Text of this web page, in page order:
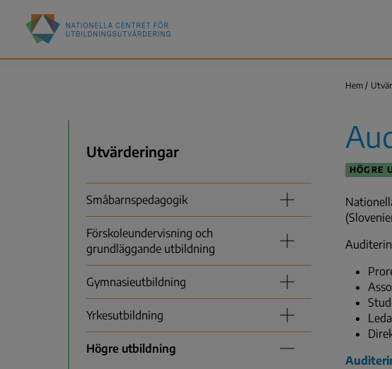
huvudinnehåll
Nationella
centret
Hem
HÖGRE
Meny
Utvärderingar
Småbarnspedagogik
Förskoleundervisning och
grundläggande utbildning
Gymnasieutbildning
Yrkesutbildning
Högre utbildning